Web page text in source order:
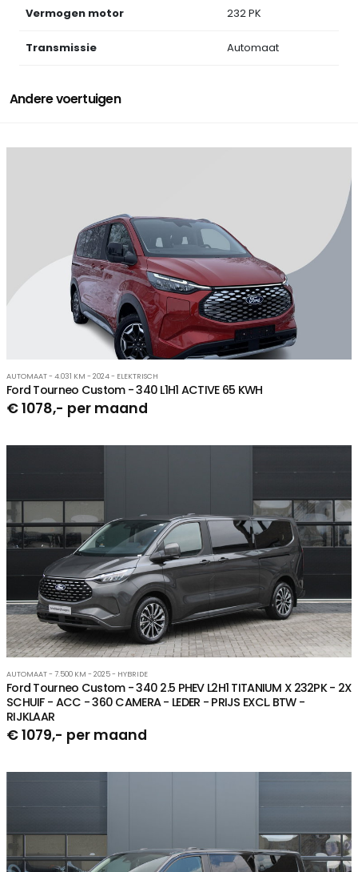
Vermogen motor 232 PK
Transmissie Automaat
Andere voertuigen
AUTOMAAT - 4.031 KM - 2024 - ELEKTRISCH
Ford Tourneo Custom - 340 L1H1 ACTIVE 65 KWH
€ 1078,- per maand
AUTOMAAT - 7.500 KM - 2025 - HYBRIDE
Ford Tourneo Custom - 340 2.5 PHEV L2H1 TITANIUM X 232PK - 2X
SCHUIF - ACC - 360 CAMERA - LEDER - PRIJS EXCL. BTW -
RIJKLAAR
€ 1079,- per maand